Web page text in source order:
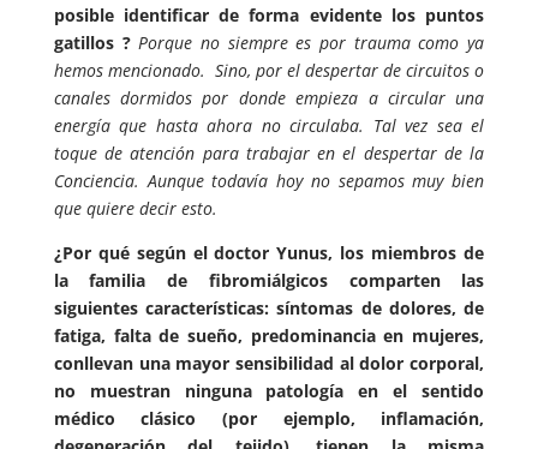
posible identificar de forma evidente los puntos
gatillos ?Porque no siempre es por trauma como ya
hemos mencionado. Sino, por el despertar de circuitos o
canales dormidos por donde empieza a circular una
energía que hasta ahora no circulaba. Tal vez sea el
toque de atención para trabajar en el despertar de la
Conciencia. Aunque todavía hoy no sepamos muy bien
que quiere decir esto.
¿Por qué según el doctor Yunus, los miembros de
la familia de fibromiálgicos comparten las
siguientes características: síntomas de dolores, de
fatiga, falta de sueño, predominancia en mujeres,
conllevan una mayor sensibilidad al dolor corporal,
no muestran ninguna patología en el sentido
médico clásico (por ejemplo, inflamación,